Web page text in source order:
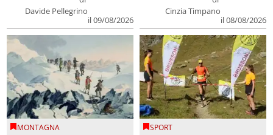
Davide Pellegrino
il 09/08/2026
Cinzia Timpano
il 08/08/2026
MONTAGNA SPORT